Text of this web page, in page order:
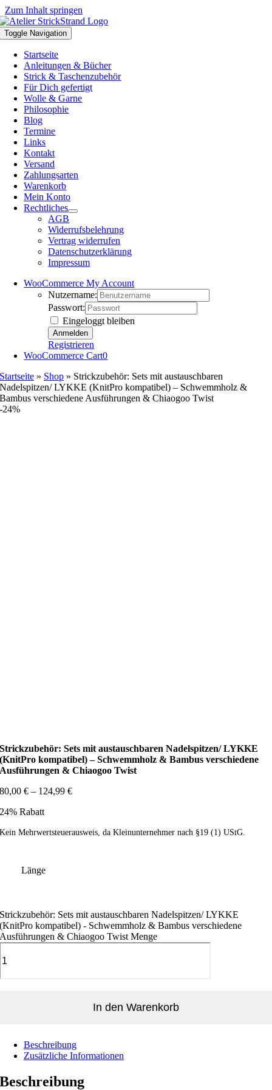
Zum Inhalt springen
Toggle Navigation
Startseite
Anleitungen & Bücher
Strick & Taschenzubehör
Für Dich gefertigt
Wolle & Garne
Philosophie
Blog
Termine
Links
Kontakt
Versand
Zahlungsarten
Warenkorb
Mein Konto
Rechtliches
AGB
Widerrufsbelehrung
Vertrag widerrufen
Datenschutzerklärung
Impressum
WooCommerce My Account
Nutzername:
Passwort:
Eingeloggt bleiben
Registrieren
WooCommerce Cart0
Startseite » Shop » Strickzubehör: Sets mit austauschbaren
Nadelspitzen/ LYKKE (KnitPro kompatibel) – Schwemmholz &
Bambus verschiedene Ausführungen & Chiaogoo Twist
-24%
Strickzubehör: Sets mit austauschbaren Nadelspitzen/ LYKKE
(KnitPro kompatibel) – Schwemmholz & Bambus verschiedene
Ausführungen & Chiaogoo Twist
80,00€ – 124,99€
24% Rabatt
Kein Mehrwertsteuerausweis, da Kleinunternehmer nach §19 (1) UStG.
Länge
Strickzubehör: Sets mit austauschbaren Nadelspitzen/ LYKKE
(KnitPro kompatibel) - Schwemmholz & Bambus verschiedene
Ausführungen & Chiaogoo Twist Menge
In den Warenkorb
Beschreibung
Zusätzliche Informationen
Beschreibung